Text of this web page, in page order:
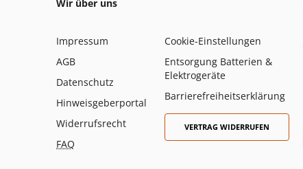
Wir über uns
Impressum
AGB
Datenschutz
Hinweisgeberportal
Widerrufsrecht
FAQ
Cookie-Einstellungen
Entsorgung Batterien &
Elektrogeräte
Barrierefreiheitserklärung
VERTRAG WIDERRUFEN